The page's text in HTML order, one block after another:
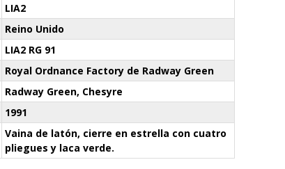
LIA2
Reino Unido
LIA2 RG 91
Royal Ordnance Factory de Radway Green
Radway Green, Chesyre
1991
Vaina de latón, cierre en estrella con cuatro
pliegues y laca verde.